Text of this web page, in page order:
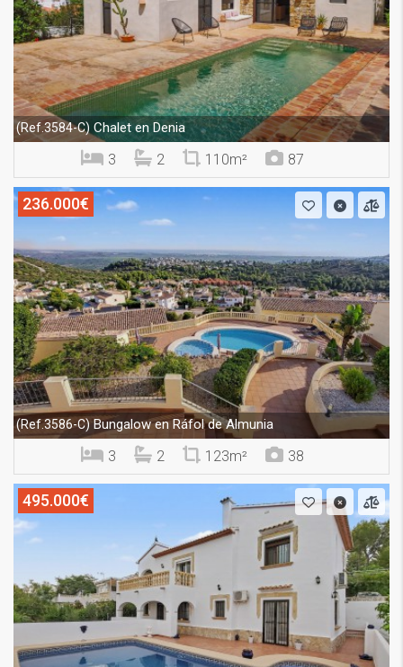
(Ref.3584-C) Chalet en Denia
3 2 110m² 87
236.000€
(Ref.3586-C)Bungalow en Ráfol de Almunia
3 2 123m² 38
495.000€